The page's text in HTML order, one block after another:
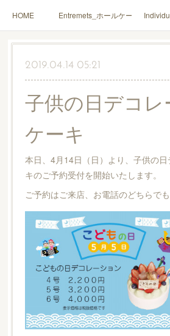
HOME Entremets_ホールケーキ
Gâteaux secs_焼菓子 Coffrets Cadeaux_詰
2019.04.14 05:21
子供の日デコレ
ケーキ
本日、4月14日（日）より、子供の
キのご予約受付を開始いたします。
ご予約はご来店、お電話のどちらでも